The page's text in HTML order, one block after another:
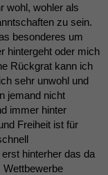
wohl, wohler als
zu sein.
besonderes um
hintergeht oder mich
Rückgrat kann ich
sehr unwohl und
jemand nicht
immer hinter
Freiheit ist für
hinterher das da